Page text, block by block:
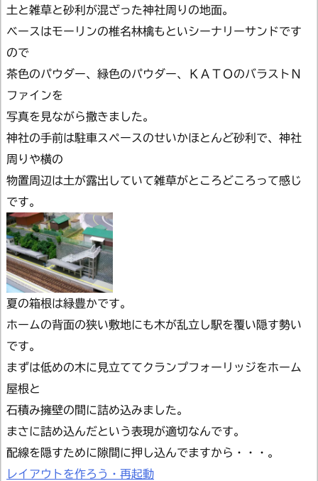
土と雑草と砂利が混ざった神社周りの地面。
ベースはモーリンの椎名林檎もといシーナリーサンドです
ので
茶色のパウダー、緑色のパウダー、ＫＡＴＯのバラストＮ
ファインを
写真を見ながら撒きました。
神社の手前は駐車スペースのせいかほとんど砂利で、神社
周りや横の
物置周辺は土が露出していて雑草がところどころって感じ
です。
夏の箱根は緑豊かです。
ホームの背面の狭い敷地にも木が乱立し駅を覆い隠す勢い
です。
まずは低めの木に見立ててクランプフォーリッジをホーム
屋根と
石積み擁壁の間に詰め込みました。
まさに詰め込んだという表現が適切なんです。
配線を隠すために隙間に押し込んでますから・・・。
レイアウトを作ろう・再起動